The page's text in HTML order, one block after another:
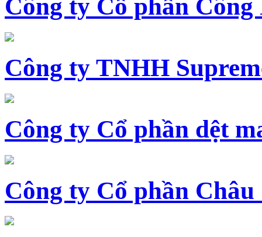
Công ty Cổ phần Công
Công ty TNHH
Công ty Cổ phần dệt
Công ty Cổ phần Châu